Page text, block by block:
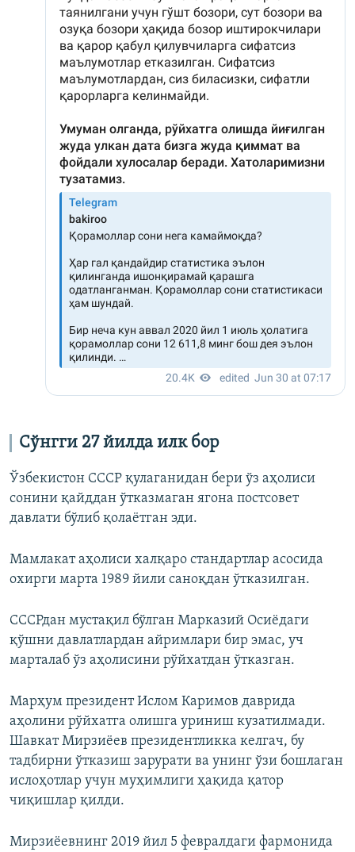
Сўнгги 27 йилда илк бор
Ўзбекистон СССР қулаганидан бери ўз аҳолиси
сонини қайддан ўтказмаган ягона постсовет
давлати бўлиб қолаётган эди.
Мамлакат аҳолиси халқаро стандартлар асосида
охирги марта 1989 йили саноқдан ўтказилган.
СССРдан мустақил бўлган Марказий Осиëдаги
қўшни давлатлардан айримлари бир эмас, уч
марталаб ўз аҳолисини рўйхатдан ўтказган.
Марҳум президент Ислом Каримов даврида
аҳолини рўйхатга олишга уриниш кузатилмади.
Шавкат Мирзиëев президентликка келгач, бу
тадбирни ўтказиш зарурати ва унинг ўзи бошлаган
ислоҳотлар учун муҳимлиги ҳақида қатор
чиқишлар қилди.
Мирзиëевнинг 2019 йил 5 февралдаги фармонида